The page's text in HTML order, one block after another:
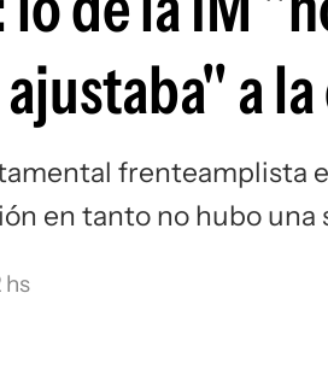
a
frenteamplista
en tanto no hubo
hs